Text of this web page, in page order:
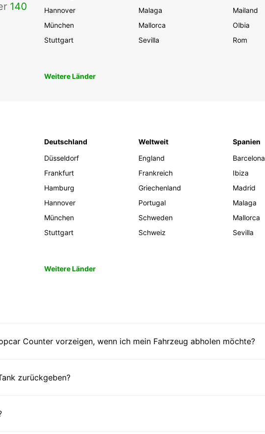
140
Hannover
München
Stuttgart
Malaga
Mallorca
Sevilla
Mailand
Olbia
Rom
Weitere Länder
Deutschland
Düsseldorf
Frankfurt
Hamburg
Hannover
München
Stuttgart
Weltweit
England
Frankreich
Griechenland
Portugal
Schweden
Schweiz
Spanien
Barcelona
Ibiza
Madrid
Malaga
Mallorca
Sevilla
Weitere Länder
Counter vorzeigen, wenn ich mein Fahrzeug abholen möchte?
zurückgeben?